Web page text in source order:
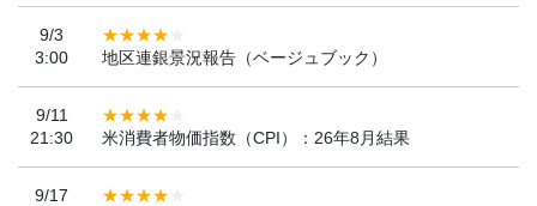
9/3
3:00
地区連銀景況報告（ベージュブック）
9/11
21:30
米消費者物価指数（CPI）：26年8月結果
9/17